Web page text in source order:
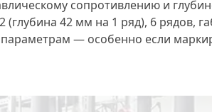
сопротивлению и
(глубина 42 мм на 1 ряд), 6
— особенно если